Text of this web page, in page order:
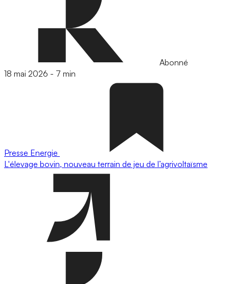
Abonné
18 mai 2026 - 7 min
Presse Energie
L'élevage bovin, nouveau terrain de jeu de l’agrivoltaïsme